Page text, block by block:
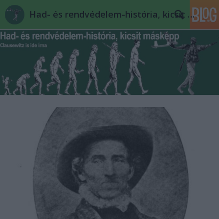
Had- és rendvédelem-história, kicsit másképp